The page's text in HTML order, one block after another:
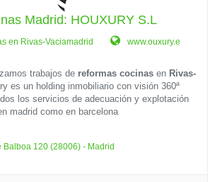
Madrid: HOUXURY S.L
en Rivas-Vaciamadrid www.ouxury.e
trabajos de reformas cocinas en Rivas-
es un holding inmobiliario con visión 360ª
los servicios de adecuación y explotación
madrid como en barcelona
Balboa 120 (28006) - Madrid